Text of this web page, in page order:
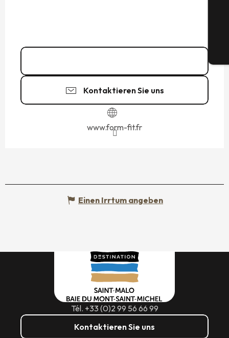
Kontaktieren Sie uns
www.form-fit.fr
Einen Irrtum angeben
Tél. +33 (0)2 99 56 66 99
Kontaktieren Sie uns